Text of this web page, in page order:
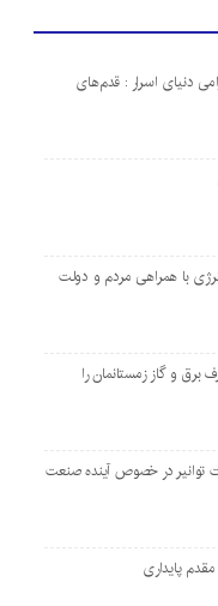
دنیای اسرار : قدم‌های
با همراهی مردم و دولت
و گاز زمستانمان را
در خصوص آینده صنعت
پایداری